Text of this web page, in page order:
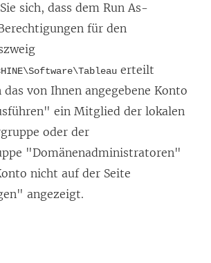
sich, dass dem Run As-
für den
erteilt
das von Ihnen angegebene Konto
ein Mitglied der lokalen
oder der
"Domänenadministratoren"
nicht auf der Seite
angezeigt.